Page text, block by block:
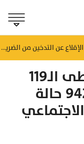
منذ ٣ ساعات سلطنة عُمان تعفي منتجات الإقلاع عن التدخين من الضريبة
المبالغ المصروفة تتخطى الـ119
مليون ريال.. 81 ألفاً و942 حالة